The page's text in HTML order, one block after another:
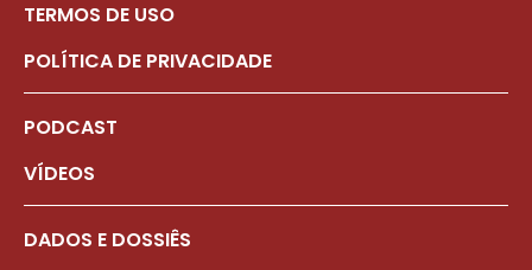
TERMOS DE USO
POLÍTICA DE PRIVACIDADE
PODCAST
VÍDEOS
DADOS E DOSSIÊS